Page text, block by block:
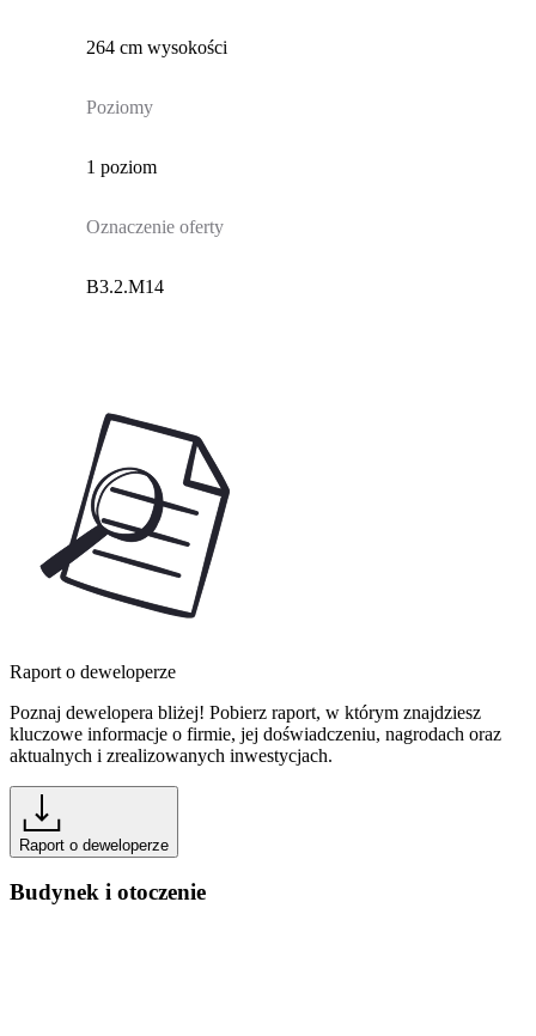
264 cm wysokości
Poziomy
1 poziom
Oznaczenie oferty
B3.2.M14
Raport o deweloperze
Poznaj dewelopera bliżej! Pobierz raport, w którym znajdziesz
kluczowe informacje o firmie, jej doświadczeniu, nagrodach oraz
aktualnych i zrealizowanych inwestycjach.
Raport o deweloperze
Budynek i otoczenie